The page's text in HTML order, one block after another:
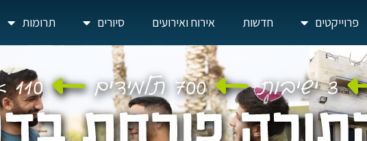
פרוייקטים חדשות אירוח ואירועים סיורים תרומות